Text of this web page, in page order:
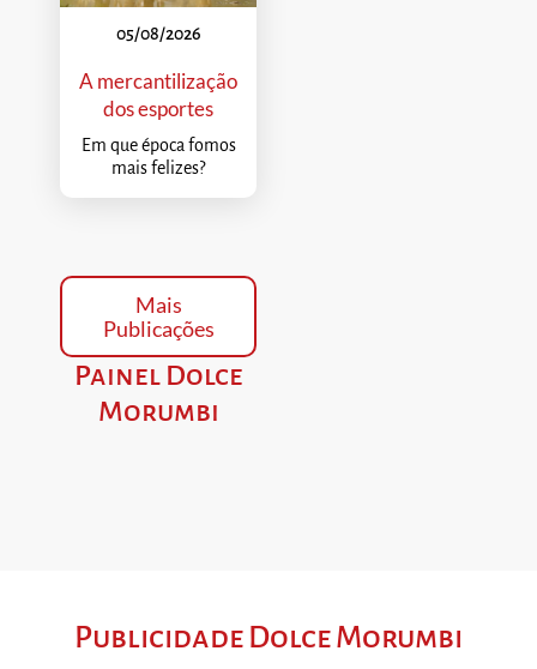
05/08/2026
A mercantilização
dos esportes
Em que época fomos
mais felizes?
Mais
Publicações
Painel Dolce
Morumbi
Publicidade Dolce Morumbi